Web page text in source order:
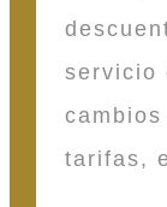
servicio
tarifas,